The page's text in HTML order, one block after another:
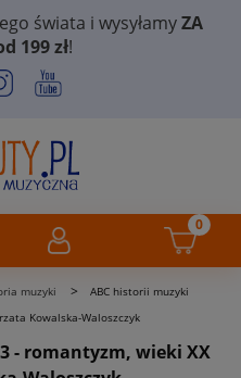
świata i wysyłamyZA
199 zł!
muzyki >
ABC historii muzyki
Kowalska-Waloszczyk
- romantyzm, wieki XX